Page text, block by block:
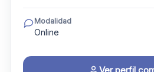
Modalidad
Online